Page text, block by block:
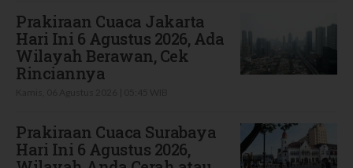
Prakiraan Cuaca Jakarta
Hari Ini 6 Agustus 2026, Ada
Wilayah Berawan, Cek
Rinciannya
Prakiraan Cuaca Surabaya
Hari Ini 6 Agustus 2026,